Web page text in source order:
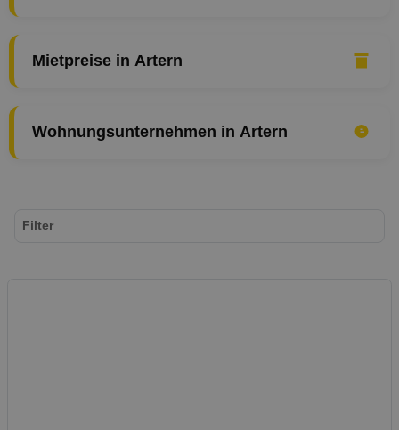
Mietpreise in Artern
Wohnungsunternehmen in Artern
Filter